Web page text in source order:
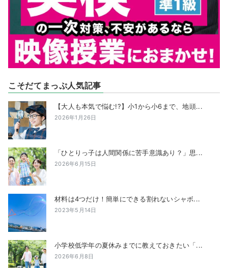
こそだてまっぷ人気記事
【大人も本気で悩む!?】小1から小6まで、地頭...
2026年1月26日
「ひとりっ子は人間関係に苦手意識あり？」思...
2026年6月15日
材料は4つだけ！簡単にできる割れないシャボ...
2023年5月14日
小学校低学年の夏休みまでに教えておきたい「...
2026年6月8日